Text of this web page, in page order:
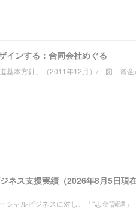
インする：合同会社めぐる
基本方針」（2011年12月）/ 図 資金
ネス支援実績（2026年8月5日現在
ャルビジネスに対し、「“志金”調達